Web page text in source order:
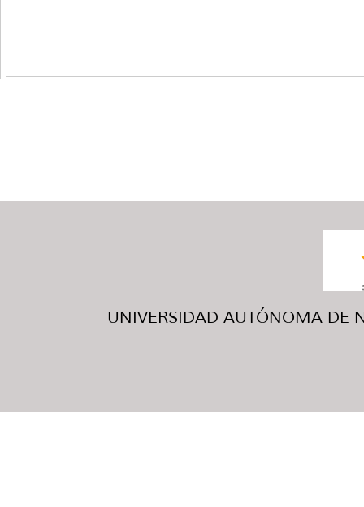
UNIVERSIDAD AUTÓNOMA DE